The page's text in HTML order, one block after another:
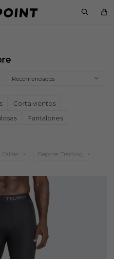
Recomendados
Corta vientos
Pantalones
Calzas Deporte: Training